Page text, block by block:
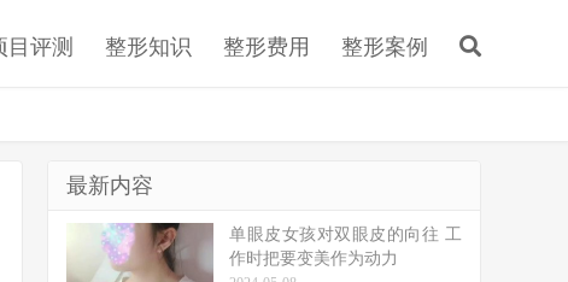
目评测 整形知识 整形费用 整形案例
最新内容
单眼皮女孩对双眼皮的向往 工
作时把要变美作为动力